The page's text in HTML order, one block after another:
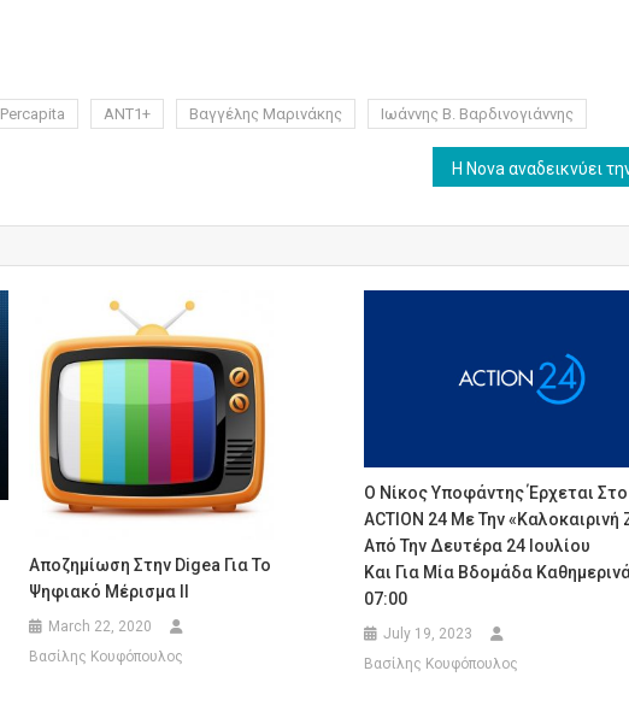
Percapita ΑΝΤ1+ Βαγγέλης Μαρινάκης Ιωάννης Β. Βαρδινογιάννης
Αποζημίωση Στην Digea Για Το
Ψηφιακό Μέρισμα ΙΙ
March 22, 2020
Βασίλης Κουφόπουλος
Ο Νίκος Υποφάντης Έρχεται Στο
ACTION 24 Με Την «Καλοκαιρινή
Από Την Δευτέρα 24 Ιουλίου
Και Για Μία Βδομάδα
07:00
July 19, 2023
Βασίλης Κουφόπουλος